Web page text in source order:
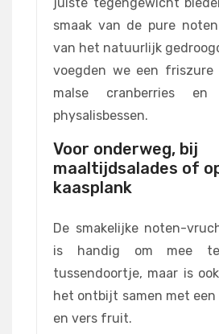
smaak van de pure
van het natuurlijk
voegden we een
malse cranberries en
physalisbessen.
Voor onderweg, bij
maaltijdsalades of
kaasplank
De smakelijke noten-
is handig om mee
tussendoortje, maar is
het ontbijt samen met
en vers fruit.